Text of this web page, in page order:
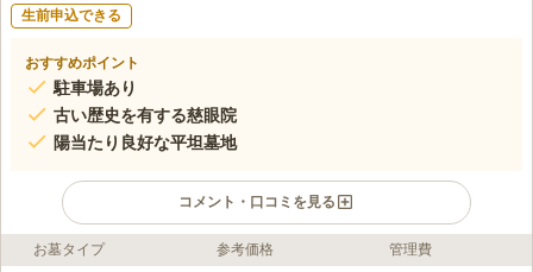
生前申込できる
おすすめポイント
駐車場あり
古い歴史を有する慈眼院
陽当たり良好な平坦墓地
コメント・口コミを見る
ライフドット編集部のコメント
お墓タイプ 参考価格 管理費